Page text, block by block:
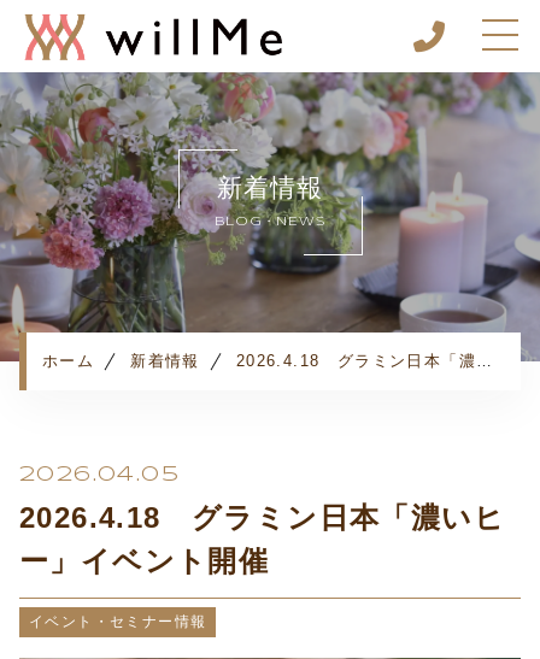
ホーム
スケジュール
willMeについて
料理レッスン
イベント・セミナー
施設案内&レンタルスペース
新着情報
BLOG・NEWS
ホーム 新着情報 2026.4.18 グラミン日本「濃いヒー」イベント開催
2026.04.05
2026.4.18 グラミン日本「濃いヒ
ー」イベント開催
イベント・セミナー情報